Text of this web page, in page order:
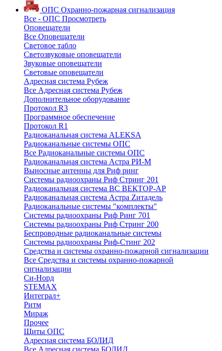
ОПС Охранно-пожарная сигнализация
Все - ОПС Просмотреть
Оповещатели
Все Оповещатели
Световое табло
Светозвуковые оповещатели
Звуковые оповещатели
Световые оповещатели
Адресная система Рубеж
Все Адресная система Рубеж
Дополнительное оборудование
Протокол R3
Программное обеспечение
Протокол R1
Радиоканальная система ALEKSA
Радиоканальные системы ОПС
Все Радиоканальные системы ОПС
Радиоканальная система Астра РИ-М
Выносные антенны для Риф ринг
Системы радиоохраны Риф Стринг 201
Радиоканальная система ВС ВЕКТОР-АР
Радиоканальная система Астра Zитадель
Радиоканальные системы "комплекты"
Системы радиоохраны Риф Ринг 701
Системы радиоохраны Риф Стринг 200
Беспроводные радиоканальные системы
Системы радиоохраны Риф-Стинг 202
Средства и системы охранно-пожарной сигнализации
Все Средства и системы охранно-пожарной
сигнализации
Си-Норд
STEMAX
Интеграл+
Ритм
Мираж
Прочее
Щиты ОПС
Адресная система БОЛИД
Все Адресная система БОЛИД